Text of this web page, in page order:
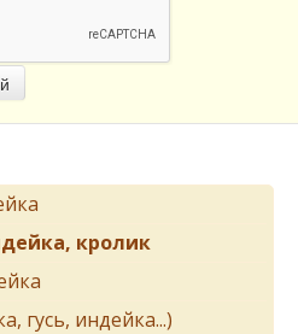
кролик
гусь, индейка...)